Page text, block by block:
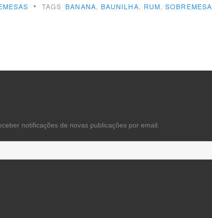
• TAGS BANANA, BAUNILHA, RUM,SOBREMESA
notificações de novas publicações por email.